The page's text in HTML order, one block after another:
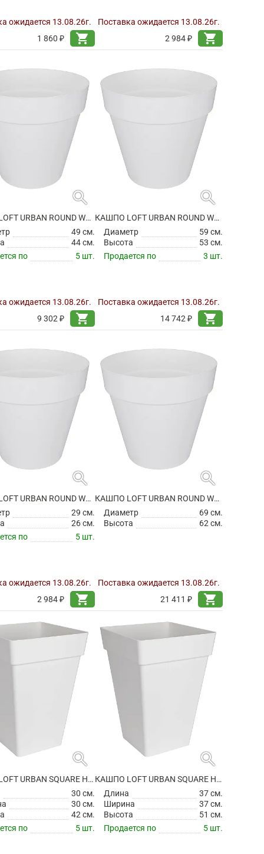
ожидается 13.08.26г.
1 860 ₽
shopping_cart
Поставка ожидается 13.08.26г.
2 984 ₽
shopping_cart
search
КАШПО LOFT URBAN ROUND WHITE НА КОЛЕСИКАХ
49 см.
44 см.
по
5 шт.
ожидается 13.08.26г.
9 302 ₽
shopping_cart
search
КАШПО LOFT URBAN ROUND WHITE НА КОЛЕСИКАХ
Диаметр
59 см.
Высота
53 см.
Продается по
3 шт.
Поставка ожидается 13.08.26г.
14 742 ₽
shopping_cart
search
КАШПО LOFT URBAN ROUND WHITE
29 см.
26 см.
по
5 шт.
ожидается 13.08.26г.
2 984 ₽
shopping_cart
search
КАШПО LOFT URBAN ROUND WHITE
Диаметр
69 см.
Высота
62 см.
Поставка ожидается 13.08.26г.
21 411 ₽
shopping_cart
search
КАШПО LOFT URBAN SQUARE HIGH WHITE
30 см.
30 см.
42 см.
по
5 шт.
search
КАШПО LOFT URBAN SQUARE HIGH WHITE
Длина
37 см.
Ширина
37 см.
Высота
51 см.
Продается по
5 шт.